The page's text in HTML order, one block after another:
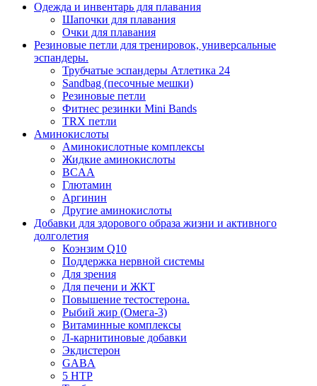
Одежда и инвентарь для плавания
Шапочки для плавания
Очки для плавания
Резиновые петли для тренировок, универсальные
эспандеры.
Трубчатые эспандеры Атлетика 24
Sandbag (песочные мешки)
Резиновые петли
Фитнес резинки Mini Bands
TRX петли
Аминокислоты
Аминокислотные комплексы
Жидкие аминокислоты
BCAA
Глютамин
Аргинин
Другие аминокислоты
Добавки для здорового образа жизни и активного
долголетия
Коэнзим Q10
Поддержка нервной системы
Для зрения
Для печени и ЖКТ
Повышение тестостерона.
Рыбий жир (Омега-3)
Витаминные комплексы
Л-карнитиновые добавки
Экдистерон
GABA
5 HTP